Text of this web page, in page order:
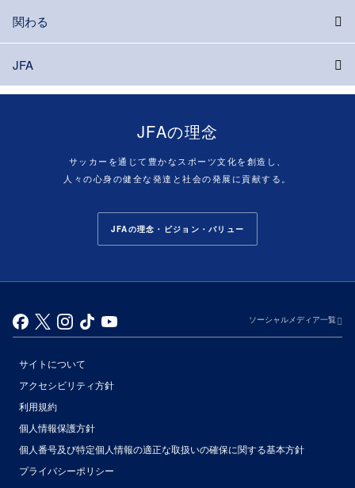
関わる
JFA
JFAの理念
サッカーを通じて豊かなスポーツ文化を創造し、
人々の心身の健全な発達と社会の発展に貢献する。
JFAの理念・ビジョン・バリュー
ソーシャルメディア一覧
サイトについて
アクセシビリティ方針
利用規約
個人情報保護方針
個人番号及び特定個人情報の適正な取扱いの確保に関する基本方針
プライバシーポリシー